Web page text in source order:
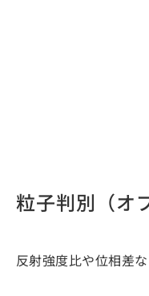
粒子判別（オ
反射強度比や位相差